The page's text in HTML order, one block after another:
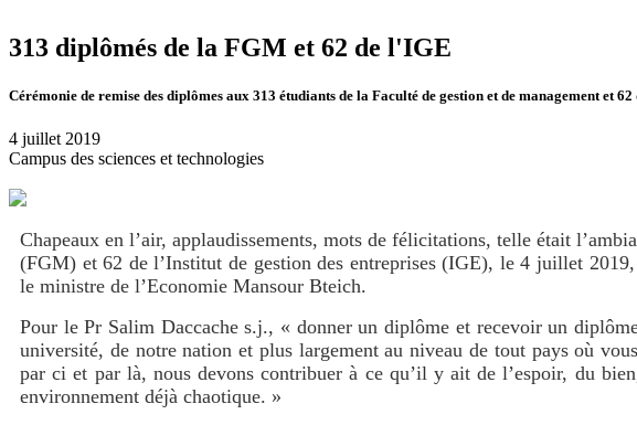
313 diplômés de la FGM et 62 de l'IGE
Cérémonie de remise des diplômes aux 313 étudiants de la Faculté de gestion et de management et
4 juillet 2019
Campus des sciences et technologies
Chapeaux en l’air, applaudissements, mots de félicitations, telle était
(FGM) et 62 de l’Institut de gestion des entreprises (IGE), le 4 juillet
le ministre de l’Economie Mansour Bteich.
Pour le Pr Salim Daccache s.j., « donner un diplôme et recevoir un
université, de notre nation et plus largement au niveau de tout pays où
par ci et par là, nous devons contribuer à ce qu’il y ait de l’espoir, du
environnement déjà chaotique. »